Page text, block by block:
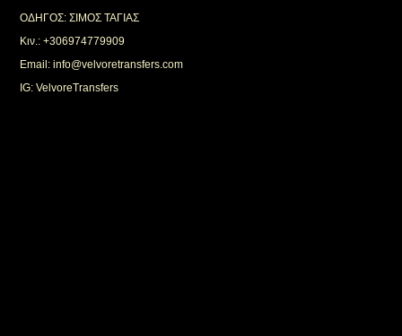
ΟΔΗΓΟΣ: ΣΙΜΟΣ ΤΑΓΙΑΣ
Κιν.: +306974779909
Email: info@velvoretransfers.com
IG: VelvoreTransfers